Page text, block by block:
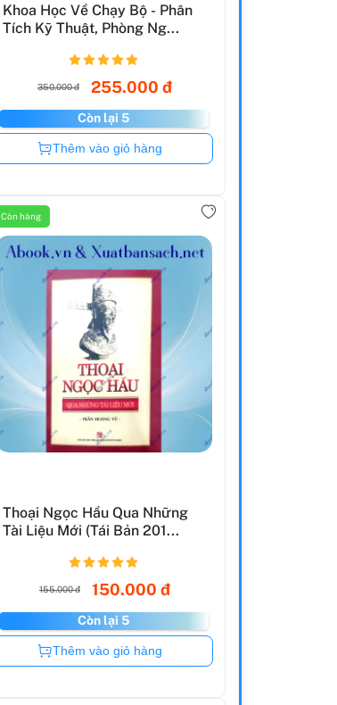
Khoa Học Về Chạy Bộ - Phân
Tích Kỹ Thuật, Phòng Ng...
350.000 đ 255.000 đ
Còn lại 5
Còn hàng
Thêm vào giỏ hàng
Còn hàng
Thoại Ngọc Hầu Qua Những
Tài Liệu Mới (Tái Bản 201...
155.000 đ 150.000 đ
Còn lại 5
Còn hàng
Thêm vào giỏ hàng